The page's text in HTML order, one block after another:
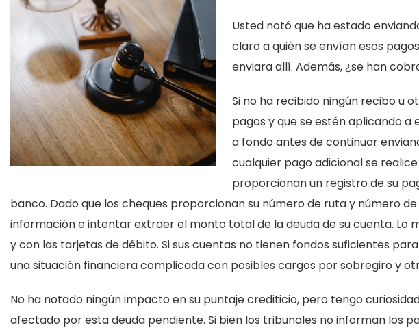
Usted notó que ha estado
claro a quién se envían esos
enviara allí. Además, ¿se han
Si no ha recibido ningún recibo u
pagos y que se estén aplicando a
a fondo antes de continuar
cualquier pago adicional se
proporcionan un registro de su
banco. Dado que los cheques proporcionan su número de ruta y número
información e intentar extraer el monto total de la deuda de su cuenta. Lo
y con las tarjetas de débito. Si sus cuentas no tienen fondos suficientes
una situación financiera complicada con posibles cargos por sobregiro y
No ha notado ningún impacto en su puntaje crediticio, pero tengo
afectado por esta deuda pendiente. Si bien los tribunales no informan los